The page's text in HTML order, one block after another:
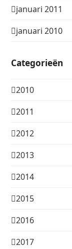
januari 2011
januari 2010
Categorieën
2010
2011
2012
2013
2014
2015
2016
2017